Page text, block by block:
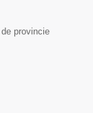
provincie